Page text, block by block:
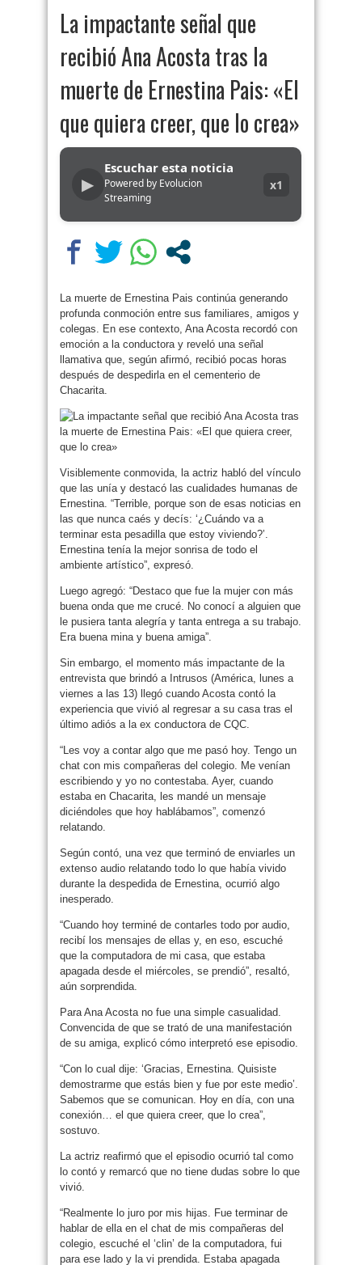
La impactante señal que
recibió Ana Acosta tras la
muerte de Ernestina Pais: «El
que quiera creer, que lo crea»
▶
Escuchar esta noticia
Powered by Evolucion
Streaming
x1
La muerte de Ernestina Pais continúa generando
profunda conmoción entre sus familiares, amigos y
colegas. En ese contexto, Ana Acosta recordó con
emoción a la conductora y reveló una señal
llamativa que, según afirmó, recibió pocas horas
después de despedirla en el cementerio de
Chacarita.
Visiblemente conmovida, la actriz habló del vínculo
que las unía y destacó las cualidades humanas de
Ernestina. “Terrible, porque son de esas noticias en
las que nunca caés y decís: ‘¿Cuándo va a
terminar esta pesadilla que estoy viviendo?’.
Ernestina tenía la mejor sonrisa de todo el
ambiente artístico”, expresó.
Luego agregó: “Destaco que fue la mujer con más
buena onda que me crucé. No conocí a alguien que
le pusiera tanta alegría y tanta entrega a su trabajo.
Era buena mina y buena amiga”.
Sin embargo, el momento más impactante de la
entrevista que brindó a Intrusos (América, lunes a
viernes a las 13) llegó cuando Acosta contó la
experiencia que vivió al regresar a su casa tras el
último adiós a la ex conductora de CQC.
“Les voy a contar algo que me pasó hoy. Tengo un
chat con mis compañeras del colegio. Me venían
escribiendo y yo no contestaba. Ayer, cuando
estaba en Chacarita, les mandé un mensaje
diciéndoles que hoy hablábamos”, comenzó
relatando.
Según contó, una vez que terminó de enviarles un
extenso audio relatando todo lo que había vivido
durante la despedida de Ernestina, ocurrió algo
inesperado.
“Cuando hoy terminé de contarles todo por audio,
recibí los mensajes de ellas y, en eso, escuché
que la computadora de mi casa, que estaba
apagada desde el miércoles, se prendió”, resaltó,
aún sorprendida.
Para Ana Acosta no fue una simple casualidad.
Convencida de que se trató de una manifestación
de su amiga, explicó cómo interpretó ese episodio.
“Con lo cual dije: ‘Gracias, Ernestina. Quisiste
demostrarme que estás bien y fue por este medio’.
Sabemos que se comunican. Hoy en día, con una
conexión… el que quiera creer, que lo crea”,
sostuvo.
La actriz reafirmó que el episodio ocurrió tal como
lo contó y remarcó que no tiene dudas sobre lo que
vivió.
“Realmente lo juro por mis hijas. Fue terminar de
hablar de ella en el chat de mis compañeras del
colegio, escuché el ‘clin’ de la computadora, fui
para ese lado y la vi prendida. Estaba apagada